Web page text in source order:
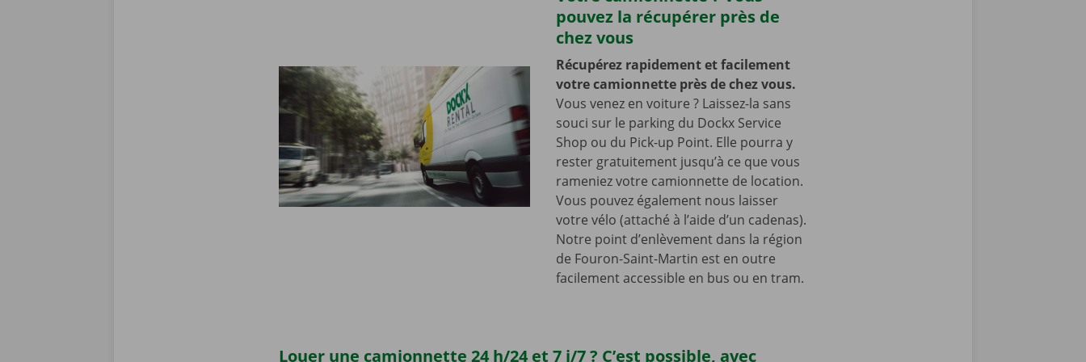
pouvez la récupérer près de
chez vous
Récupérez rapidement et facilement
votre camionnette près de chez vous.
Vous venez en voiture ? Laissez-la sans
souci sur le parking du Dockx Service
Shop ou du Pick-up Point. Elle pourra y
rester gratuitement jusqu’à ce que vous
rameniez votre camionnette de location.
Vous pouvez également nous laisser
votre vélo (attaché à l’aide d’un cadenas).
Notre point d’enlèvement dans la région
de Fouron-Saint-Martin est en outre
facilement accessible en bus ou en tram.
Louer une camionnette 24 h/24 et 7 j/7 ? C’est possible, avec